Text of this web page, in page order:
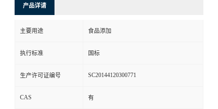
产品详请
主要用途 食品添加
执行标准 国标
生产许可证编号 SC20144120300771
CAS 有